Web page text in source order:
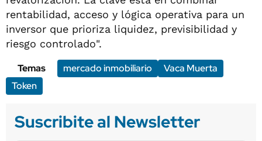
rentabilidad, acceso y lógica operativa para un
inversor que prioriza liquidez, previsibilidad y
riesgo controlado".
Temas
mercado inmobiliario
Vaca Muerta
Token
Suscribite al Newsletter